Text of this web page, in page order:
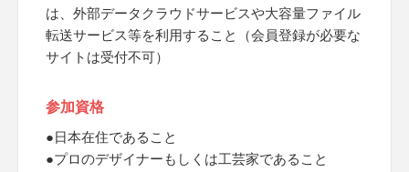
は、外部データクラウドサービスや大容量ファイル
転送サービス等を利用すること（会員登録が必要な
サイトは受付不可）
参加資格
●日本在住であること
●プロのデザイナーもしくは工芸家であること